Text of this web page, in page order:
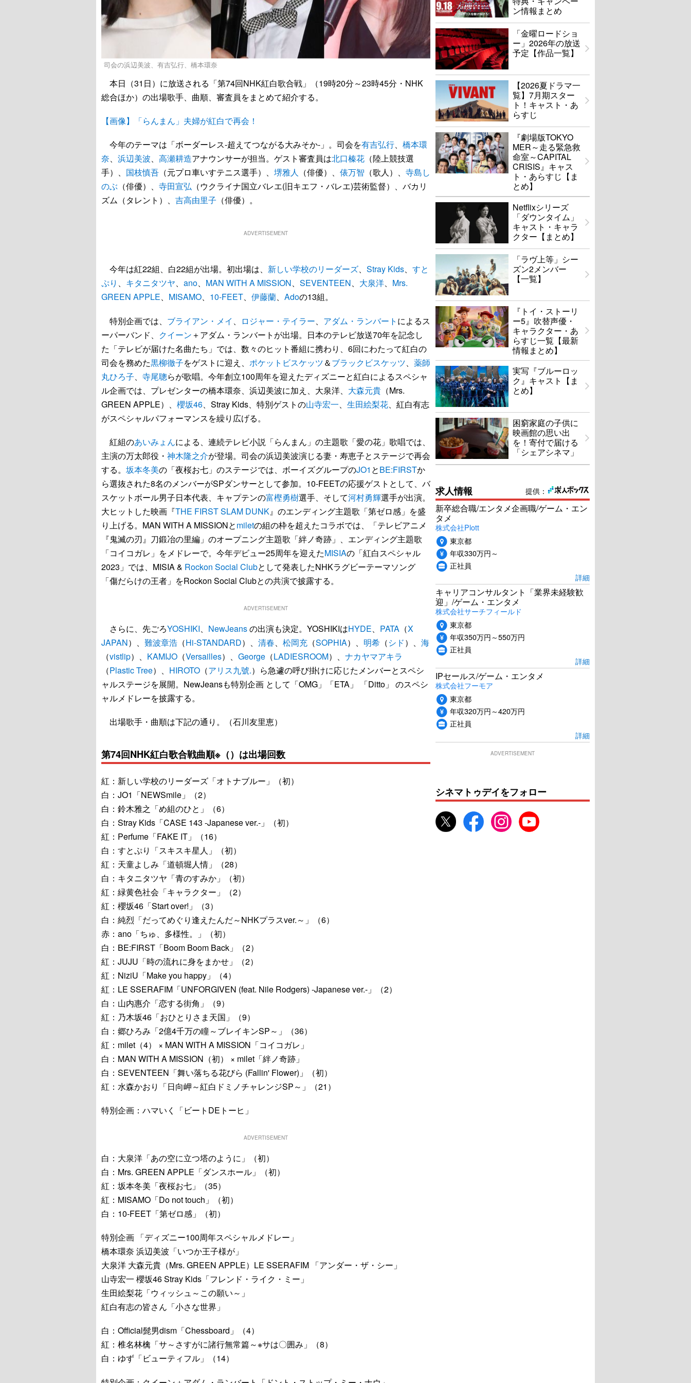
司会の浜辺美波、有吉弘行、橋本環奈
本日（31日）に放送される「第74回NHK紅白歌合戦」（19時20分～23時45分・NHK
総合ほか）の出場歌手、曲順、審査員をまとめて紹介する。
【画像】「らんまん」夫婦が紅白で再会！
今年のテーマは「ボーダーレス-超えてつながる大みそか-」。司会を有吉弘行、 橋本環
奈、 浜辺美波、 高瀬耕造アナウンサーが担当。ゲスト審査員は北口榛花 （陸上競技選
手）、 国枝慎吾 （元プロ車いすテニス選手）、 堺雅人 （俳優）、 俵万智 （歌人）、 寺島し
のぶ （俳優）、 寺田宣弘 （ウクライナ国立バレエ(旧キエフ・バレエ)芸術監督）、バカリ
ズム（タレント）、 吉高由里子 （俳優）。
ADVERTISEMENT
今年は紅22組、白22組が出場。初出場は、 新しい学校のリーダーズ、 Stray Kids、 すと
ぷり 、 キタニタツヤ、 ano、 MAN WITH A MISSION、 SEVENTEEN、 大泉洋、 Mrs.
GREEN APPLE、 MISAMO、 10-FEET、 伊藤蘭、 Adoの13組。
特別企画では、 ブライアン・メイ ロジャー・テイラー アダム・ランバート によるス
ーパーバンド、 クイーン＋アダム・ランバートが出場。日本のテレビ放送70年を記念し
た「テレビが届けた名曲たち」では、数々のヒット番組に携わり、6回にわたって紅白の
司会を務めた黒柳徹子をゲストに迎え、 ポケットビスケッツ＆ブラックビスケッツ
薬師
丸ひろ子
寺尾聰らが歌唱。今年創立100周年を迎えたディズニーと紅白によるスペシャ
ル企画では、プレゼンターの橋本環奈、浜辺美波に加え、大泉洋、 大森元貴 （Mrs.
GREEN APPLE）、 櫻坂46 、Stray Kids、特別ゲストの山寺宏一 生田絵梨花 、紅白有志
がスペシャルパフォーマンスを繰り広げる。
紅組のあいみょんによる、連続テレビ小説「らんまん」の主題歌「愛の花」歌唱では、
主演の万太郎役・ 神木隆之介が登場。司会の浜辺美波演じる妻・寿恵子とステージで再会
する。 坂本冬美の「夜桜お七」のステージでは、ボーイズグループのJO1 とBE:FIRSTか
ら選抜された8名のメンバーがSPダンサーとして参加。10-FEETの応援ゲストとして、バ
スケットボール男子日本代表、キャプテンの富樫勇樹選手、そして河村勇輝選手が出演。
大ヒットした映画『THE FIRST SLAM DUNK』のエンディング主題歌「第ゼロ感」を盛
り上げる。MAN WITH A MISSIONとmiletの組の枠を超えたコラボでは、「テレビアニメ
『鬼滅の刃』刀鍛冶の里編」のオープニング主題歌「絆ノ奇跡」、エンディング主題歌
「コイコガレ」をメドレーで。今年デビュー25周年を迎えたMISIAの「紅白スペシャル
2023」では、MISIA & Rockon Social Clubとして発表したNHKラグビーテーマソング
「傷だらけの王者」をRockon Social Clubとの共演で披露する。
ADVERTISEMENT
さらに、先ごろYOSHIKI、 NewJeansの出演も決定。YOSHIKIはHYDE、 PATA （X
JAPAN）、 難波章浩 （Hi-STANDARD）、 清春、 松岡充 （SOPHIA）、 明希 （シド）、 海
（vistlip）、 KAMIJO （Versailles）、 George （LADIESROOM）、 ナカヤマアキラ
（Plastic Tree）、 HIROTO （アリス九號.）ら急遽の呼び掛けに応じたメンバーとスペシ
ャルステージを展開。NewJeansも特別企画 として「OMG」「ETA」 「Ditto」 のスペシ
ャルメドレーを披露する。
出場歌手・曲順は下記の通り。（石川友里恵）
第74回NHK紅白歌合戦曲順※（）は出場回数
紅：新しい学校のリーダーズ「オトナブルー」（初）
白：JO1「NEWSmile」（2）
白：鈴木雅之「め組のひと」（6）
白：Stray Kids「CASE 143 -Japanese ver.-」（初）
紅：Perfume「FAKE IT」（16）
白：すとぷり「スキスキ星人」（初）
紅：天童よしみ「道頓堀人情」（28）
白：キタニタツヤ「青のすみか」（初）
紅：緑黄色社会「キャラクター」（2）
紅：櫻坂46「Start over!」（3）
白：純烈「だってめぐり逢えたんだ～NHKプラスver.～」（6）
赤：ano「ちゅ、多様性。」（初）
白：BE:FIRST「Boom Boom Back」（2）
紅：JUJU「時の流れに身をまかせ」（2）
紅：NiziU「Make you happy」（4）
紅：LE SSERAFIM「UNFORGIVEN (feat. Nile Rodgers) -Japanese ver.-」（2）
白：山内惠介「恋する街角」（9）
紅：乃木坂46「おひとりさま天国」（9）
白：郷ひろみ「2億4千万の瞳～ブレイキンSP～」（36）
紅：milet（4） × MAN WITH A MISSION「コイコガレ」
白：MAN WITH A MISSION（初） × milet「絆ノ奇跡」
白：SEVENTEEN「舞い落ちる花びら (Fallin' Flower)」（初）
紅：水森かおり「日向岬～紅白ドミノチャレンジSP～」（21）
特別企画：ハマいく「ビートDEトーヒ」
ADVERTISEMENT
白：大泉洋「あの空に立つ塔のように」（初）
白：Mrs. GREEN APPLE「ダンスホール」（初）
紅：坂本冬美「夜桜お七」（35）
紅：MISAMO「Do not touch」（初）
白：10-FEET「第ゼロ感」（初）
特別企画 「ディズニー100周年スペシャルメドレー」
橋本環奈 浜辺美波「いつか王子様が」
大泉洋 大森元貴（Mrs. GREEN APPLE）LE SSERAFIM 「アンダー・ザ・シー」
山寺宏一 櫻坂46 Stray Kids「フレンド・ライク・ミー」
生田絵梨花「ウィッシュ～この願い～」
紅白有志の皆さん「小さな世界」
白：Official髭男dism「Chessboard」（4）
紅：椎名林檎「サ～さすがに諸行無常篇～※サは〇囲み」（8）
白：ゆず「ビューティフル」（14）
ン情報まとめ
「金曜ロードショ
ー」2026年の放送
予定【作品一覧】
【2026夏ドラマ一
覧】7月期スター
ト！キャスト・あ
らすじ
『劇場版TOKYO
MER～走る緊急救
命室～CAPITAL
CRISIS』キャス
ト・あらすじ【ま
とめ】
Netflixシリーズ
「ダウンタイム」
キャスト・キャラ
クター【まとめ】
「ラヴ上等」シー
ズン2メンバー
【一覧】
『トイ・ストーリ
ー5』吹替声優・
キャラクター・あ
らすじ一覧【最新
情報まとめ】
実写『ブルーロッ
ク』キャスト【ま
とめ】
困窮家庭の子供に
映画館の思い出
を！寄付で届ける
「シェアシネマ」
提供：
求人情報
新卒総合職/エンタメ企画職/ゲーム・エン
タメ
株式会社Plott
東京都
年収330万円～
正社員
詳細
キャリアコンサルタント「業界未経験歓
迎」/ゲーム・エンタメ
株式会社サーチフィールド
東京都
年収350万円～550万円
正社員
詳細
IPセールス/ゲーム・エンタメ
株式会社フーモア
東京都
年収320万円～420万円
正社員
詳細
ADVERTISEMENT
シネマトゥデイをフォロー